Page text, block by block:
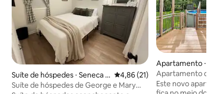
Suíte de hóspedes ⋅ Seneca F
alls
4,86 de uma avaliação média
4,86 (21)
Suíte de hóspedes de George e Mary
Apartamento ⋅
Apartamento de
uma piscina
Este novo